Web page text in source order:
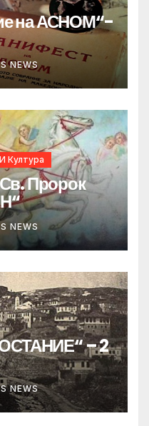
на АСНОМ“-
NEWS
Култура
Пророк
NEWS
– 2
NEWS